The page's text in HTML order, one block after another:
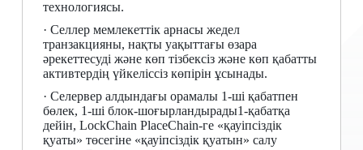
технологиясы.
· Селлер мемлекеттік арнасы жедел
транзакцияны, нақты уақыттағы өзара
әрекеттесуді және көп тізбексіз және көп қабатты
активтердің үйкеліссіз көпірін ұсынады.
· Селервер алдындағы орамалы 1-ші қабатпен
бөлек, 1-ші блок-шоғырландырады1-қабатқа
дейін, LockChain PlaceChain-ге «қауіпсіздік
қуаты» төсегіне «қауіпсіздік қуатын» салу